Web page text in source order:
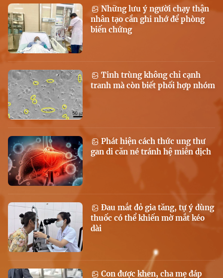
Những lưu ý người chạy thận
nhân tạo cần ghi nhớ để phòng
biến chứng
Tinh trùng không chỉ cạnh
tranh mà còn biết phối hợp nhóm
Phát hiện cách thức ung thư
gan di căn né tránh hệ miễn dịch
Đau mắt đỏ gia tăng, tự ý dùng
thuốc có thể khiến mờ mắt kéo
dài
Con được khen, cha mẹ đáp